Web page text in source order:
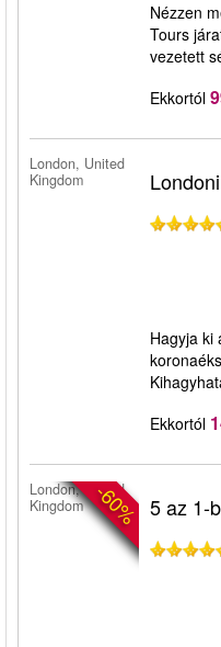
Nézzen
Tours
vezetett
Ekkortól
London, United
Kingdom
Hagyja ki
Ekkortól
-60%
London, United
Kingdom
5 az 1-